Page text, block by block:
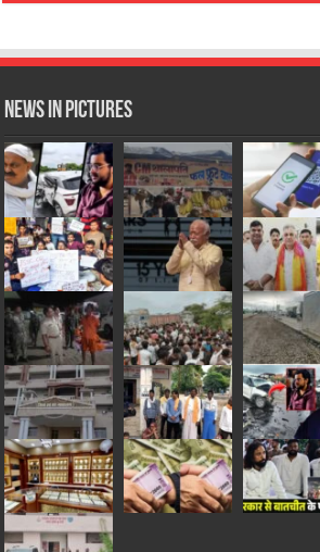
News in Pictures